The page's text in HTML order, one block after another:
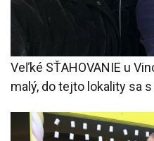
Veľké SŤAHOVANIE u
malý, do tejto lokality sa